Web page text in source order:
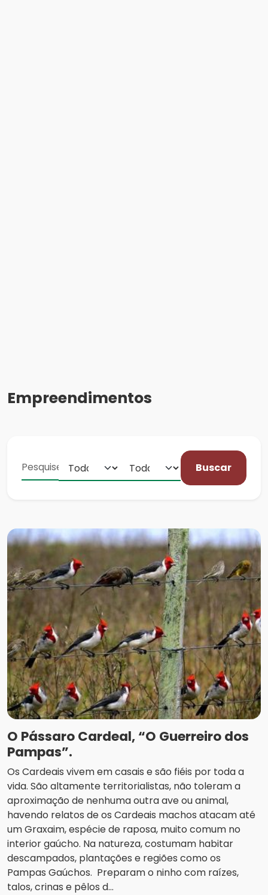
Empreendimentos
Buscar
O Pássaro Cardeal, “O Guerreiro dos
Pampas”.
Os Cardeais vivem em casais e são fiéis por toda a
vida. São altamente territorialistas, não toleram a
aproximação de nenhuma outra ave ou animal,
havendo relatos de os Cardeais machos atacam até
um Graxaim, espécie de raposa, muito comum no
interior gaúcho. Na natureza, costumam habitar
descampados, plantações e regiões como os
Pampas Gaúchos. Preparam o ninho com raízes,
talos, crinas e pêlos d...